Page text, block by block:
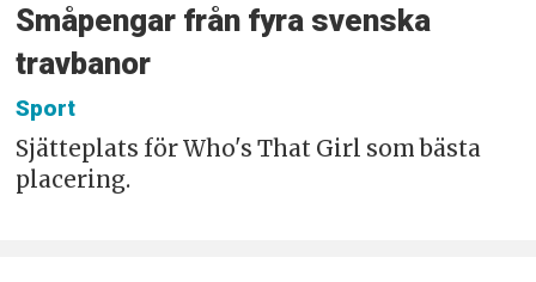
Småpengar från fyra svenska
travbanor
Sport
Sjätteplats för Who's That Girl som bästa
placering.